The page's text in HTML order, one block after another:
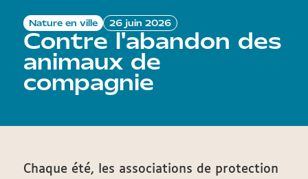
Nature en ville 26 juin 2026
Contre l'abandon des
animaux de
compagnie
Chaque été, les associations de protection